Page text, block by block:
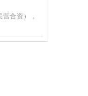
合资），